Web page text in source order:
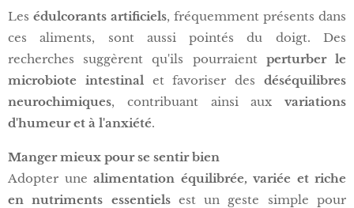
Les édulcorants artificiels, fréquemment présents dans
ces aliments, sont aussi pointés du doigt. Des
recherches suggèrent qu'ils pourraient perturber le
microbiote intestinal et favoriser desdéséquilibres
neurochimiques, contribuant ainsi aux variations
d'humeur et à l'anxiété.
Manger mieux pour se sentir bien
Adopter une alimentation équilibrée, variée et riche
en nutriments essentielsest un geste simple pour